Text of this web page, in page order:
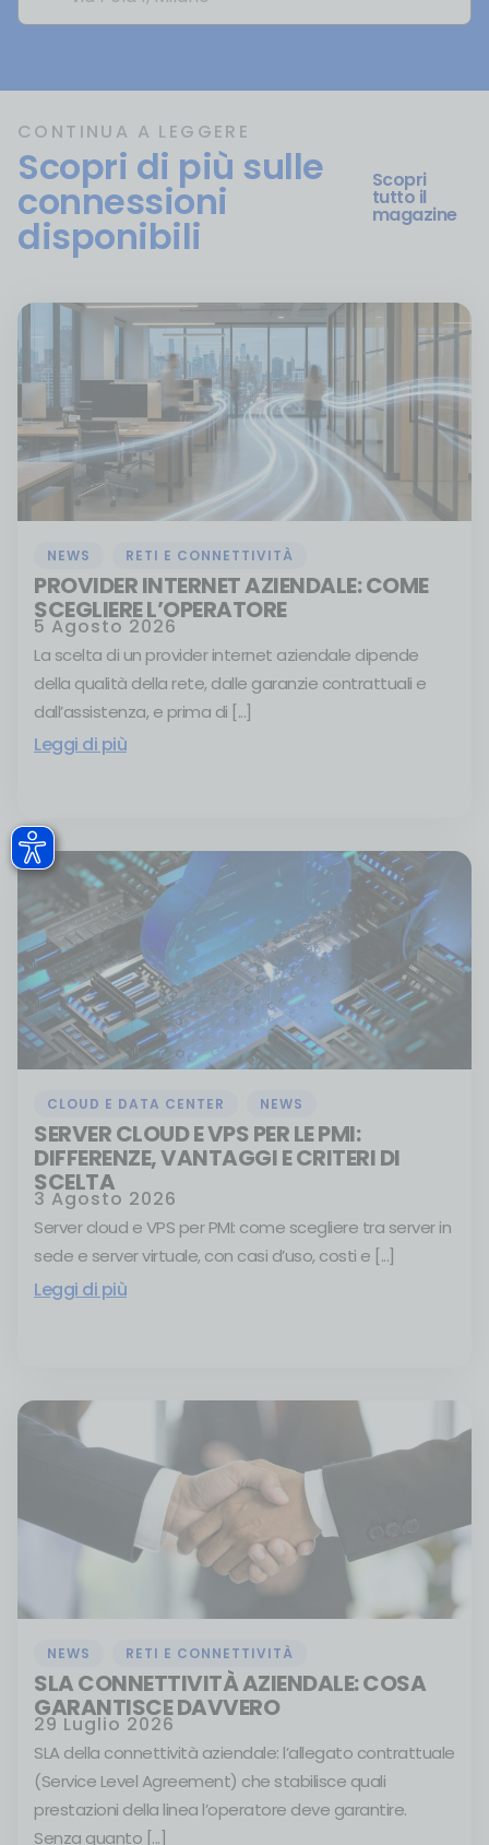
CONTINUA A LEGGERE
Scopri di più sulle
connessioni
disponibili
Scopri
tutto il
magazine
NEWS RETI E CONNETTIVITÀ
PROVIDER INTERNET AZIENDALE: COME
SCEGLIERE L’OPERATORE
5 Agosto 2026
La scelta di un provider internet aziendale dipende
della qualità della rete, dalle garanzie contrattuali e
dall’assistenza, e prima di [...]
Leggi di più
CLOUD E DATA CENTER NEWS
SERVER CLOUD E VPS PER LE PMI:
DIFFERENZE, VANTAGGI E CRITERI DI
SCELTA
3 Agosto 2026
Server cloud e VPS per PMI: come scegliere tra server in
sede e server virtuale, con casi d’uso, costi e [...]
Leggi di più
NEWS RETI E CONNETTIVITÀ
SLA CONNETTIVITÀ AZIENDALE: COSA
GARANTISCE DAVVERO
29 Luglio 2026
SLA della connettività aziendale: l’allegato contrattuale
(Service Level Agreement) che stabilisce quali
prestazioni della linea l’operatore deve garantire.
Senza quanto [...]